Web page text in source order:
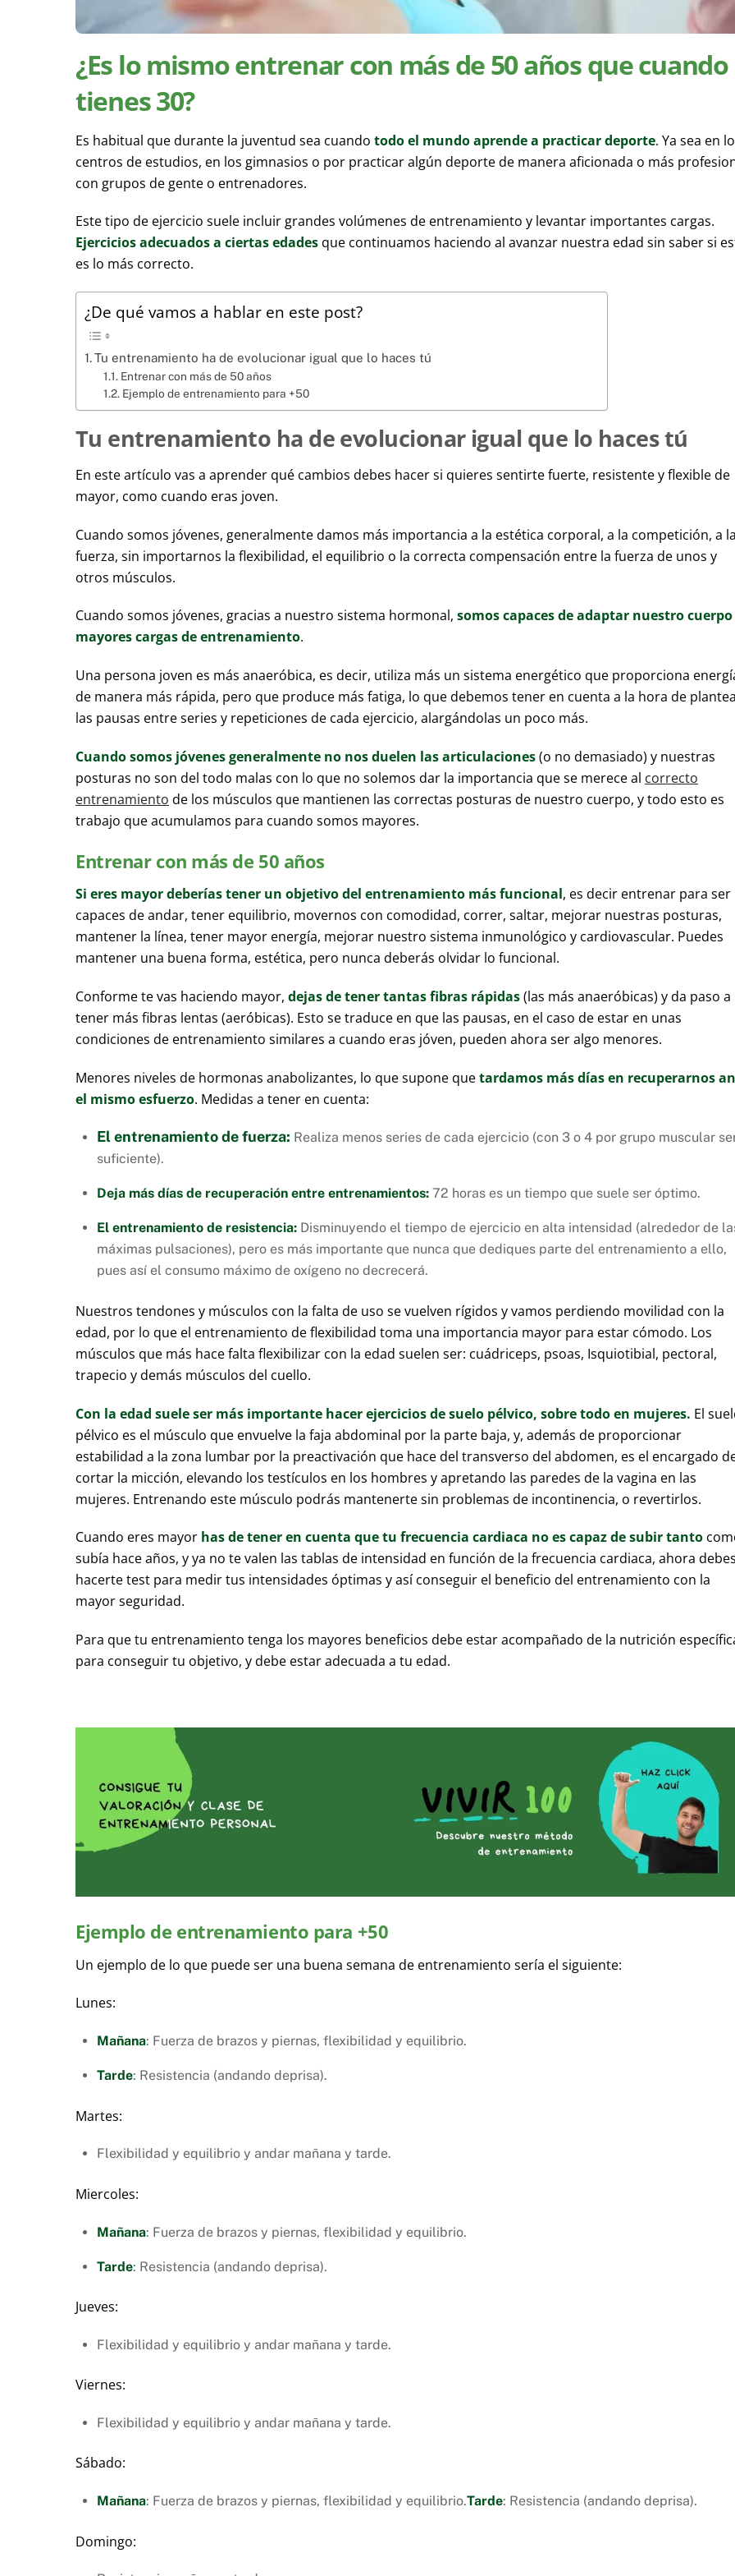
¿Es lo mismo entrenar con más de 50 años que cuando
tienes 30?
Es habitual que durante la juventud sea cuando todo el mundo aprende a practicar deporte. Ya sea en
centros de estudios, en los gimnasios o por practicar algún deporte de manera aficionada o más
con grupos de gente o entrenadores.
Este tipo de ejercicio suele incluir grandes volúmenes de entrenamiento y levantar importantes cargas.
Ejercicios adecuados a ciertas edades que continuamos haciendo al avanzar nuestra edad sin saber si
es lo más correcto.
¿De qué vamos a hablar en este post?
Tu entrenamiento ha de evolucionar igual que lo haces tú
Entrenar con más de 50 años
Ejemplo de entrenamiento para +50
Tu entrenamiento ha de evolucionar igual que lo haces tú
En este artículo vas a aprender qué cambios debes hacer si quieres sentirte fuerte, resistente y flexible de
mayor, como cuando eras joven.
Cuando somos jóvenes, generalmente damos más importancia a la estética corporal, a la competición, a
fuerza, sin importarnos la flexibilidad, el equilibrio o la correcta compensación entre la fuerza de unos y
otros músculos.
Cuando somos jóvenes, gracias a nuestro sistema hormonal, somos capaces de adaptar nuestro
mayores cargas de entrenamiento.
Una persona joven es más anaeróbica, es decir, utiliza más un sistema energético que proporciona
de manera más rápida, pero que produce más fatiga, lo que debemos tener en cuenta a la hora de
las pausas entre series y repeticiones de cada ejercicio, alargándolas un poco más.
Cuando somos jóvenes generalmente no nos duelen las articulaciones(o no demasiado) y nuestras
posturas no son del todo malas con lo que no solemos dar la importancia que se merece al correcto
entrenamiento de los músculos que mantienen las correctas posturas de nuestro cuerpo, y todo esto es
trabajo que acumulamos para cuando somos mayores.
Entrenar con más de 50 años
Si eres mayor deberías tener un objetivo del entrenamiento más funcional, es decir entrenar para ser
capaces de andar, tener equilibrio, movernos con comodidad, correr, saltar, mejorar nuestras posturas,
mantener la línea, tener mayor energía, mejorar nuestro sistema inmunológico y cardiovascular. Puedes
mantener una buena forma, estética, pero nunca deberás olvidar lo funcional.
Conforme te vas haciendo mayor, dejas de tener tantas fibras rápidas(las más anaeróbicas) y da paso a
tener más fibras lentas (aeróbicas). Esto se traduce en que las pausas, en el caso de estar en unas
condiciones de entrenamiento similares a cuando eras jóven, pueden ahora ser algo menores.
Menores niveles de hormonas anabolizantes, lo que supone quetardamos más días en recuperarnos
el mismo esfuerzo. Medidas a tener en cuenta:
El entrenamiento de fuerza: Realiza menos series de cada ejercicio (con 3 o 4 por grupo muscular
suficiente).
Deja más días de recuperación entre entrenamientos:72 horas es un tiempo que suele ser óptimo.
El entrenamiento de resistencia:Disminuyendo el tiempo de ejercicio en alta intensidad (alrededor de
máximas pulsaciones), pero es más importante que nunca que dediques parte del entrenamiento a ello,
pues así el consumo máximo de oxígeno no decrecerá.
Nuestros tendones y músculos con la falta de uso se vuelven rígidos y vamos perdiendo movilidad con la
edad, por lo que el entrenamiento de flexibilidad toma una importancia mayor para estar cómodo. Los
músculos que más hace falta flexibilizar con la edad suelen ser: cuádriceps, psoas, Isquiotibial, pectoral,
trapecio y demás músculos del cuello.
Con la edad suele ser más importante hacer ejercicios de suelo pélvico, sobre todo en mujeres. El
pélvico es el músculo que envuelve la faja abdominal por la parte baja, y, además de proporcionar
estabilidad a la zona lumbar por la preactivación que hace del transverso del abdomen, es el encargado
cortar la micción, elevando los testículos en los hombres y apretando las paredes de la vagina en las
mujeres. Entrenando este músculo podrás mantenerte sin problemas de incontinencia, o revertirlos.
Cuando eres mayor has de tener en cuenta que tu frecuencia cardiaca no es capaz de subir tanto
subía hace años, y ya no te valen las tablas de intensidad en función de la frecuencia cardiaca, ahora
hacerte test para medir tus intensidades óptimas y así conseguir el beneficio del entrenamiento con la
mayor seguridad.
Para que tu entrenamiento tenga los mayores beneficios debe estar acompañado de la nutrición
para conseguir tu objetivo, y debe estar adecuada a tu edad.
Ejemplo de entrenamiento para +50
Un ejemplo de lo que puede ser una buena semana de entrenamiento sería el siguiente:
Lunes:
Mañana: Fuerza de brazos y piernas, flexibilidad y equilibrio.
Tarde: Resistencia (andando deprisa).
Martes:
Flexibilidad y equilibrio y andar mañana y tarde.
Miercoles:
Mañana: Fuerza de brazos y piernas, flexibilidad y equilibrio.
Tarde: Resistencia (andando deprisa).
Jueves:
Flexibilidad y equilibrio y andar mañana y tarde.
Viernes:
Flexibilidad y equilibrio y andar mañana y tarde.
Sábado:
Mañana: Fuerza de brazos y piernas, flexibilidad y equilibrio.Tarde: Resistencia (andando deprisa).
Domingo: